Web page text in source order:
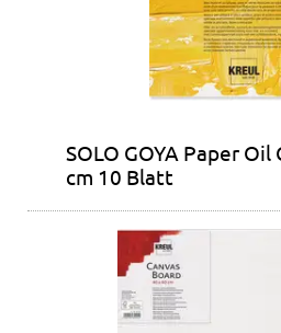
SOLO GOYA Paper Oil
cm 10 Blatt